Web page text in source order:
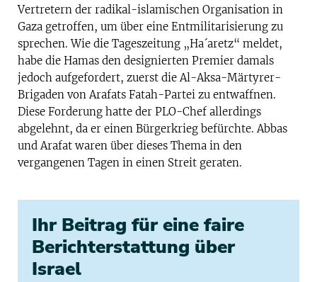
Vertretern der radikal-islamischen Organisation in
Gaza getroffen, um über eine Entmilitarisierung zu
sprechen. Wie die Tageszeitung „Ha´aretz“ meldet,
habe die Hamas den designierten Premier damals
jedoch aufgefordert, zuerst die Al-Aksa-Märtyrer-
Brigaden von Arafats Fatah-Partei zu entwaffnen.
Diese Forderung hatte der PLO-Chef allerdings
abgelehnt, da er einen Bürgerkrieg befürchte. Abbas
und Arafat waren über dieses Thema in den
vergangenen Tagen in einen Streit geraten.
Ihr Beitrag für eine faire
Berichterstattung über
Israel